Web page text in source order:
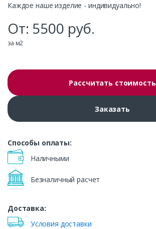
Каждое наше изделие - индивидуально!
От: 5500 руб.
за м2
Рассчитать стоимость
Заказать
Способы оплаты:
Наличными
Безналичный расчет
Доставка:
Условия доставки